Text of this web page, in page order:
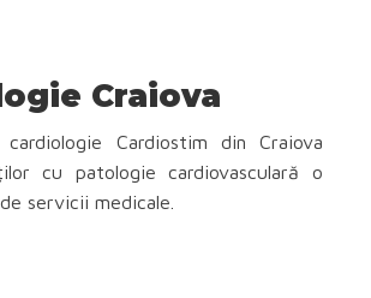
Craiova
Cardiostim din Craiova
cu patologie cardiovasculară o
servicii medicale.